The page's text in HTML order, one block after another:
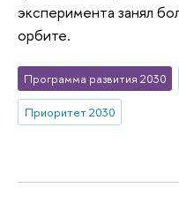
эксперимента занял
орбите.
Программа развития 2030
Приоритет 2030